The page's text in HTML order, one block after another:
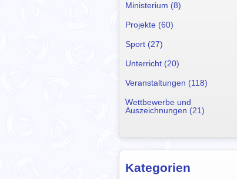
Ministerium (8)
Projekte (60)
Sport (27)
Unterricht (20)
Veranstaltungen (118)
Wettbewerbe und
Auszeichnungen (21)
Kategorien